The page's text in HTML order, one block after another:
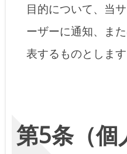
目的について、当
ーザーに通知、ま
表するものとします
第5条（個